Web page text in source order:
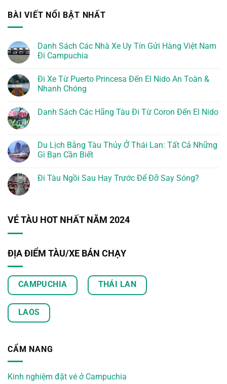
BÀI VIẾT NỔI BẬT NHẤT
Danh Sách Các Nhà Xe Uy Tín Gửi Hàng Việt Nam
Đi Campuchia
Đi Xe Từ Puerto Princesa Đến El Nido An Toàn &
Nhanh Chóng
Danh Sách Các Hãng Tàu Đi Từ Coron Đến El Nido
Du Lịch Bằng Tàu Thủy Ở Thái Lan: Tất Cả Những
Gì Bạn Cần Biết
Đi Tàu Ngồi Sau Hay Trước Để Đỡ Say Sóng?
VÉ TÀU HOT NHẤT NĂM 2024
ĐỊA ĐIỂM TÀU/XE BÁN CHẠY
CAMPUCHIA THÁI LAN
LAOS
CẨM NANG
Kinh nghiệm đặt vé ở Campuchia